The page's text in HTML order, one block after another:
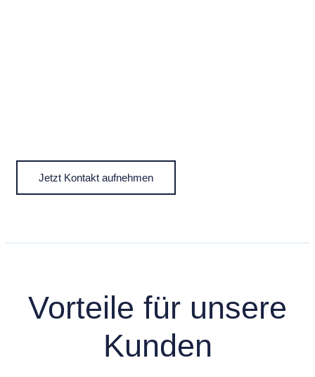
Jetzt Kontakt aufnehmen
Vorteile für unsere
Kunden